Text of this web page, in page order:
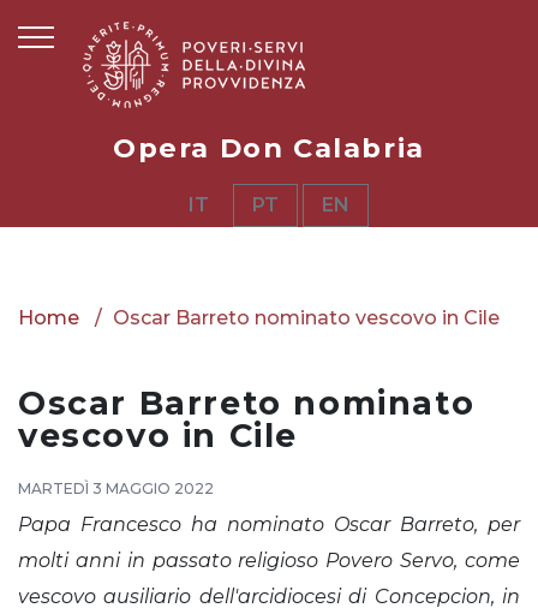
Opera Don Calabria
IT PT EN
Home Oscar Barreto nominato vescovo in Cile
Oscar Barreto nominato
vescovo in Cile
MARTEDÌ 3 MAGGIO 2022
Papa Francesco ha nominato Oscar Barreto, per
molti anni in passato religioso Povero Servo, come
vescovo ausiliario dell'arcidiocesi di Concepcion, in